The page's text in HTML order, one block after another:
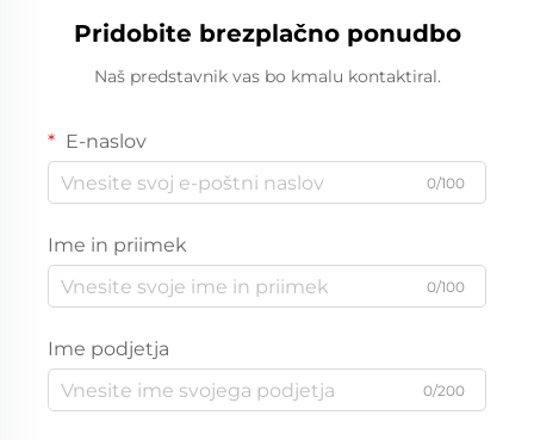
Pridobite brezplačno ponudbo
Naš predstavnik vas bo kmalu kontaktiral.
E-naslov
0/100
Ime in priimek
0/100
Ime podjetja
0/200